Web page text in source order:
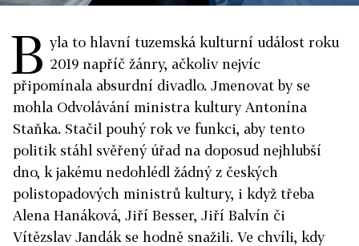
B yla to hlavní tuzemská kulturní událost roku
2019 napříč žánry, ačkoliv nejvíc
připomínala absurdní divadlo. Jmenovat by se
mohla Odvolávání ministra kultury Antonína
Staňka. Stačil pouhý rok ve funkci, aby tento
politik stáhl svěřený úřad na doposud nejhlubší
dno, k jakému nedohlédl žádný z českých
polistopadových ministrů kultury, i když třeba
Alena Hanáková, Jiří Besser, Jiří Balvín či
Vítězslav Jandák se hodně snažili. Ve chvíli, kdy